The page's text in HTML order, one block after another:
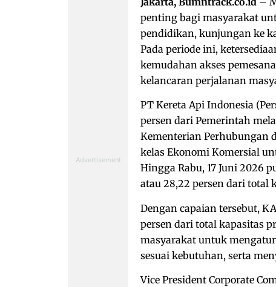
penting bagi masyarakat
pendidikan, kunjungan ke
Pada periode ini,
kemudahan akses
kelancaran perjalanan
PT Kereta Api Indonesia
persen dari Pemerintah
Kementerian Perhubungan
kelas Ekonomi Komersial
Hingga Rabu, 17 Juni 2026
atau 28,22 persen dari total
Dengan capaian tersebut,
persen dari total kapasitas
masyarakat untuk
sesuai kebutuhan, serta
Vice President Corporate